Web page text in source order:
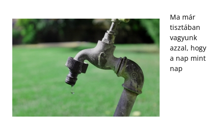
Ma már
tisztában
vagyunk
azzal, hogy
a nap mint
nap